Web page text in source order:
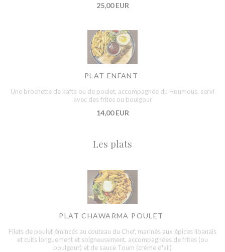
25,00 EUR
PLAT ENFANT
Une brochette de kafta ou de poulet, accompagnée du Houmous, servi
avec des frites ou boulgour
14,00 EUR
Les plats
PLAT CHAWARMA POULET
Filets de poulet émincés au couteau du Chef, marinés aux épices libanais
et cuits longuement et soigneusement, accompagnées de frites (ou
boulgour) et de sauce Toum (crème d'ail)